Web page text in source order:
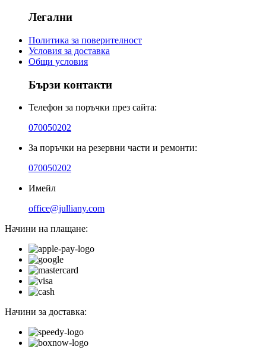
Легални
Политика за поверителност
Условия за доставка
Общи условия
Бързи контакти
Телефон за поръчки през сайта:
070050202
За поръчки на резервни части и ремонти:
070050202
Имейл
office@julliany.com
Начини на плащане:
Начини за доставка: